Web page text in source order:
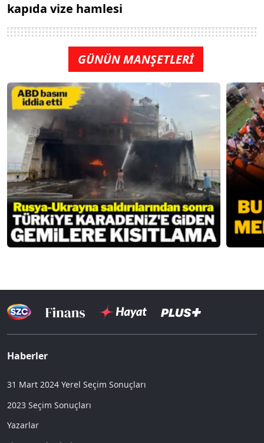
kapıda vize hamlesi
GÜNÜN MANŞETLERİ
Haberler
31 Mart 2024 Yerel Seçim Sonuçları
2023 Seçim Sonuçları
Yazarlar